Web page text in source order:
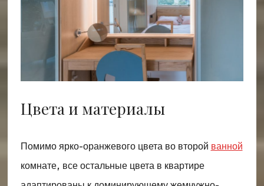
Цвета и материалы
Помимо ярко-оранжевого цвета во второй ванной
комнате, все остальные цвета в квартире